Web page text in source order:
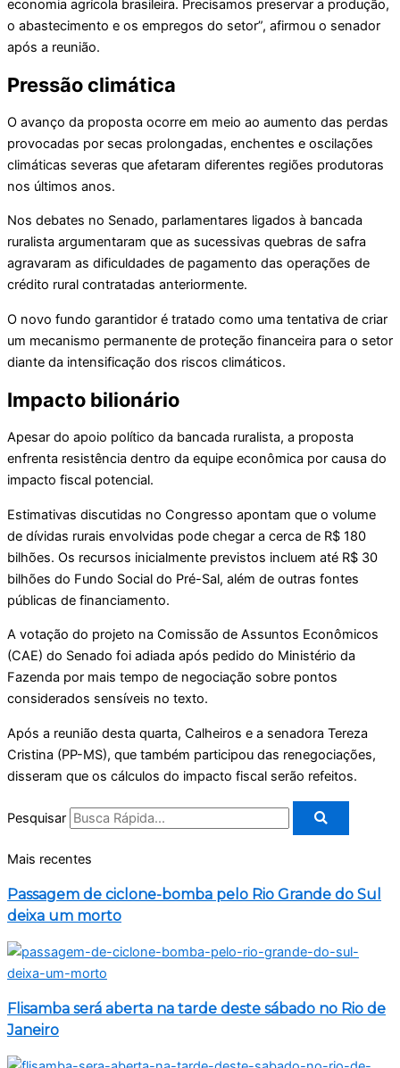
economia agrícola brasileira. Precisamos preservar a produção,
o abastecimento e os empregos do setor”, afirmou o senador
após a reunião.
Pressão climática
O avanço da proposta ocorre em meio ao aumento das perdas
provocadas por secas prolongadas, enchentes e oscilações
climáticas severas que afetaram diferentes regiões produtoras
nos últimos anos.
Nos debates no Senado, parlamentares ligados à bancada
ruralista argumentaram que as sucessivas quebras de safra
agravaram as dificuldades de pagamento das operações de
crédito rural contratadas anteriormente.
O novo fundo garantidor é tratado como uma tentativa de criar
um mecanismo permanente de proteção financeira para o setor
diante da intensificação dos riscos climáticos.
Impacto bilionário
Apesar do apoio político da bancada ruralista, a proposta
enfrenta resistência dentro da equipe econômica por causa do
impacto fiscal potencial.
Estimativas discutidas no Congresso apontam que o volume
de dívidas rurais envolvidas pode chegar a cerca de R$ 180
bilhões. Os recursos inicialmente previstos incluem até R$ 30
bilhões do Fundo Social do Pré-Sal, além de outras fontes
públicas de financiamento.
A votação do projeto na Comissão de Assuntos Econômicos
(CAE) do Senado foi adiada após pedido do Ministério da
Fazenda por mais tempo de negociação sobre pontos
considerados sensíveis no texto.
Após a reunião desta quarta, Calheiros e a senadora Tereza
Cristina (PP-MS), que também participou das renegociações,
disseram que os cálculos do impacto fiscal serão refeitos.
Pesquisar
Mais recentes
Passagem de ciclone-bomba pelo Rio Grande do Sul
deixa um morto
Flisamba será aberta na tarde deste sábado no Rio de
Janeiro